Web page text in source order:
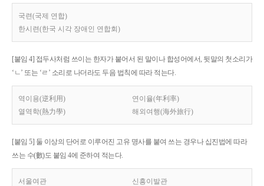
국련(국제 연합)
한시련(한국 시각 장애인 연합회)
[붙임 4] 접두사처럼 쓰이는 한자가 붙어서 된 말이나 합성어에서, 뒷말의 첫소리가
‘ㄴ’ 또는 ‘ㄹ’ 소리로 나더라도 두음 법칙에 따라 적는다.
역이용(逆利用)
연이율(年利率)
열역학(熱力學)
해외여행(海外旅行)
[붙임 5] 둘 이상의 단어로 이루어진 고유 명사를 붙여 쓰는 경우나 십진법에 따라
쓰는 수(數)도 붙임 4에 준하여 적는다.
서울여관 신흥이발관